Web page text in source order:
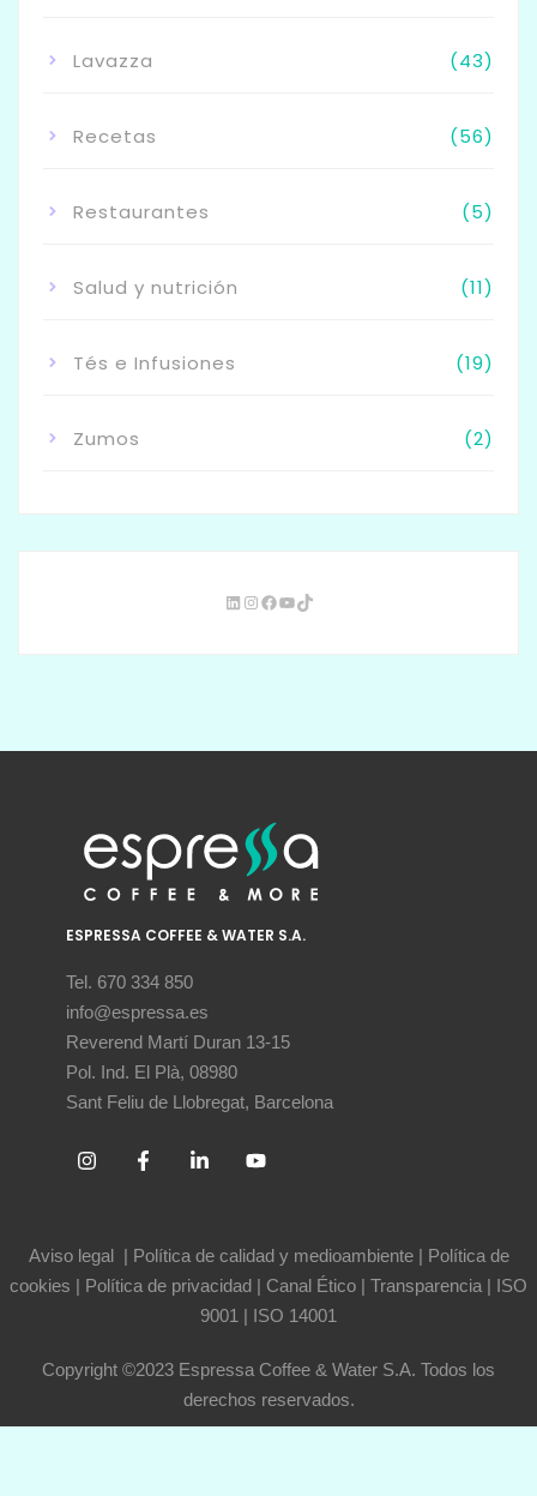
Lavazza (43)
Recetas (56)
Restaurantes (5)
Salud y nutrición (11)
Tés e Infusiones (19)
Zumos (2)
ESPRESSA COFFEE & WATER S.A.
Tel. 670 334 850
info@espressa.es
Reverend Martí Duran 13-15
Pol. Ind. El Plà, 08980
Sant Feliu de Llobregat, Barcelona
Aviso legal | Política de calidad y medioambiente| Política de
cookies | Política de privacidad | Canal Ético | Transparencia | ISO
9001 | ISO 14001
Copyright ©2023 Espressa Coffee & Water S.A. Todos los
derechos reservados.